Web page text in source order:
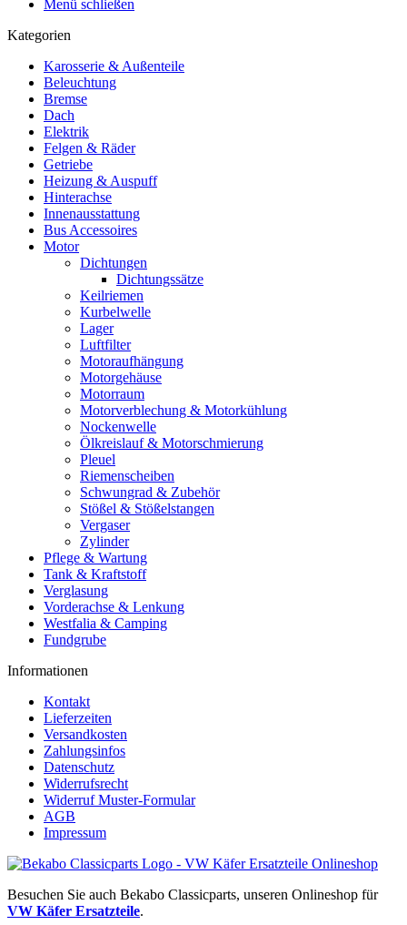
Menü schließen
Kategorien
Karosserie & Außenteile
Beleuchtung
Bremse
Dach
Elektrik
Felgen & Räder
Getriebe
Heizung & Auspuff
Hinterachse
Innenausstattung
Bus Accessoires
Motor
Dichtungen
Dichtungssätze
Keilriemen
Kurbelwelle
Lager
Luftfilter
Motoraufhängung
Motorgehäuse
Motorraum
Motorverblechung & Motorkühlung
Nockenwelle
Ölkreislauf & Motorschmierung
Pleuel
Riemenscheiben
Schwungrad & Zubehör
Stößel & Stößelstangen
Vergaser
Zylinder
Pflege & Wartung
Tank & Kraftstoff
Verglasung
Vorderachse & Lenkung
Westfalia & Camping
Fundgrube
Informationen
Kontakt
Lieferzeiten
Versandkosten
Zahlungsinfos
Datenschutz
Widerrufsrecht
Widerruf Muster-Formular
AGB
Impressum
Besuchen Sie auch Bekabo Classicparts, unseren Onlineshop für
VW Käfer Ersatzteile.